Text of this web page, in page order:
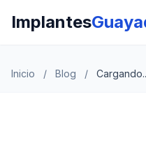
Implantes
Inicio / Blog /